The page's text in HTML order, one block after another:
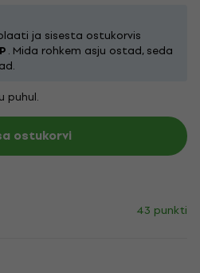
ja sisesta ostukorvis
. Mida rohkem asju ostad, seda
puhul.
ostukorvi
43 punkti